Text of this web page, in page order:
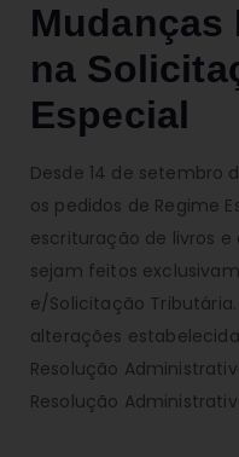
Mudanças
na
Especial
Desde 14 de setembro
os pedidos de Regime
escrituração de livros e
sejam feitos
e/Solicitação
alterações
Resolução
Resolução